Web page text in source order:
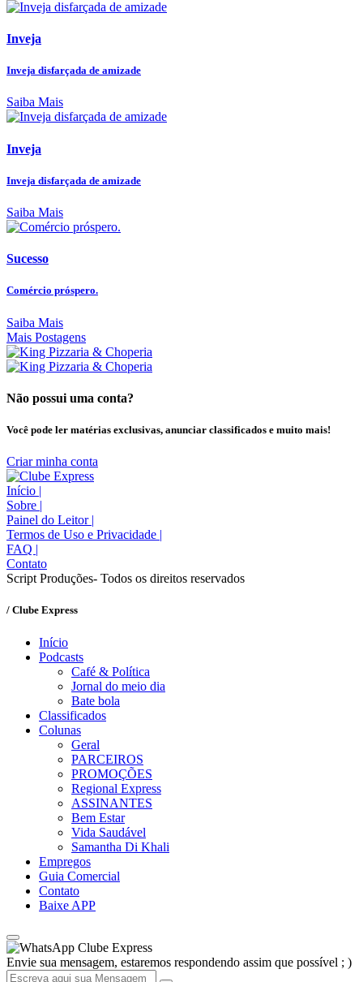
Inveja
Inveja disfarçada de amizade
Saiba Mais
Inveja
Inveja disfarçada de amizade
Saiba Mais
Sucesso
Comércio próspero.
Saiba Mais
Mais Postagens
Não possui uma conta?
Você pode ler matérias exclusivas, anunciar classificados e muito mais!
Criar minha conta
Início |
Sobre |
Painel do Leitor |
Termos de Uso e Privacidade |
FAQ |
Contato
Script Produções- Todos os direitos reservados
/ Clube Express
Início
Podcasts
Café & Política
Jornal do meio dia
Bate bola
Classificados
Colunas
Geral
PARCEIROS
PROMOÇÕES
Regional Express
ASSINANTES
Bem Estar
Vida Saudável
Samantha Di Khali
Empregos
Guia Comercial
Contato
Baixe APP
Clube Express
Envie sua mensagem, estaremos respondendo assim que possível ; )